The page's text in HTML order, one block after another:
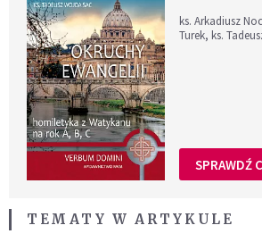
ks. Arkadiusz
Turek, ks.
SPRAWDŹ
TEMATY W ARTYKULE